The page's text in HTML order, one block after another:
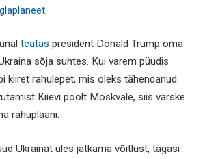
teatas president Donald Trump oma
sõja suhtes. Kui varem püüdis
kiiret rahulepet, mis oleks tähendanud
Kiievi poolt Moskvale, siis värske
rahuplaani.
Ukrainat üles jätkama võitlust, tagasi